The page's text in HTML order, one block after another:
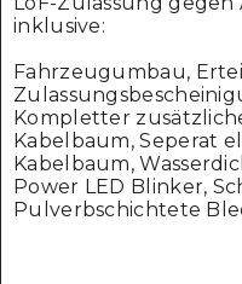
inklusive:
Fahrzeugumbau,
Kompletter
Kabelbaum, Seperat
Kabelbaum,
Power LED Blinker,
Pulverbschichtete